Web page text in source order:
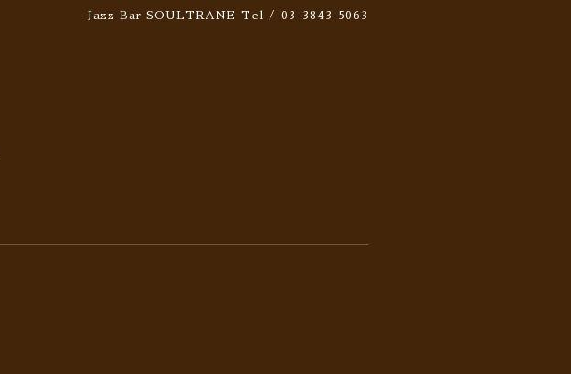
Jazz Bar SOULTRANE Tel / 03-3843-5063